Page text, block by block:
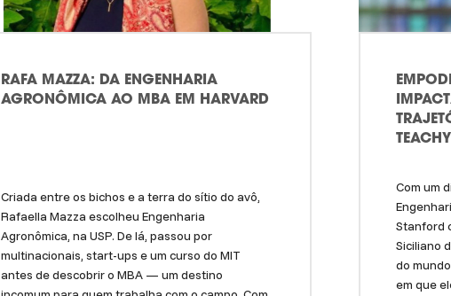
RAFA MAZZA: DA ENGENHARIA
AGRONÔMICA AO MBA EM HARVARD
Criada entre os bichos e a terra do sítio do avô,
Rafaella Mazza escolheu Engenharia
Agronômica, na USP. De lá, passou por
multinacionais, start-ups e um curso do MIT
antes de descobrir o MBA — um destino
TEACHY
Com um
Stanford
Siciliano
do
em que